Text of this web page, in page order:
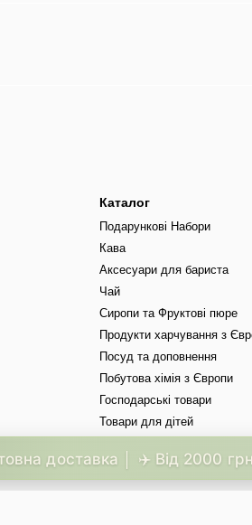
Каталог
Подарункові Набори
Кава
Аксесуари для бариста
Чай
Сиропи та Фруктові пюре
Продукти харчування з
Посуд та доповнення
Побутова хімія з Європи
Господарські товари
Товари для дітей